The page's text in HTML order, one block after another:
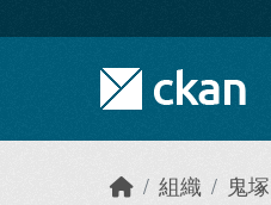
組織 鬼